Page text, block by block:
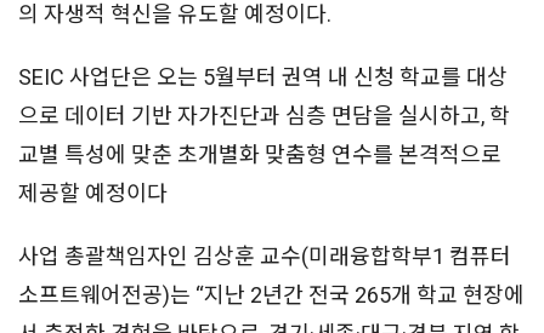
의 자생적 혁신을 유도할 예정이다.
SEIC 사업단은 오는 5월부터 권역 내 신청 학교를 대상
으로 데이터 기반 자가진단과 심층 면담을 실시하고, 학
교별 특성에 맞춘 초개별화 맞춤형 연수를 본격적으로
제공할 예정이다
사업 총괄책임자인 김상훈 교수(미래융합학부1 컴퓨터
소프트웨어전공)는 “지난 2년간 전국 265개 학교 현장에